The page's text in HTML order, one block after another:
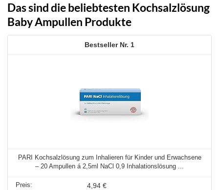
Das sind die beliebtesten Kochsalzlösung
Baby Ampullen Produkte
1
PARI Kochsalzlösung zum Inhalieren für Kinder und Erwachsene
– 20 Ampullen á 2,5ml NaCl 0,9 Inhalationslösung ...
4,94 €